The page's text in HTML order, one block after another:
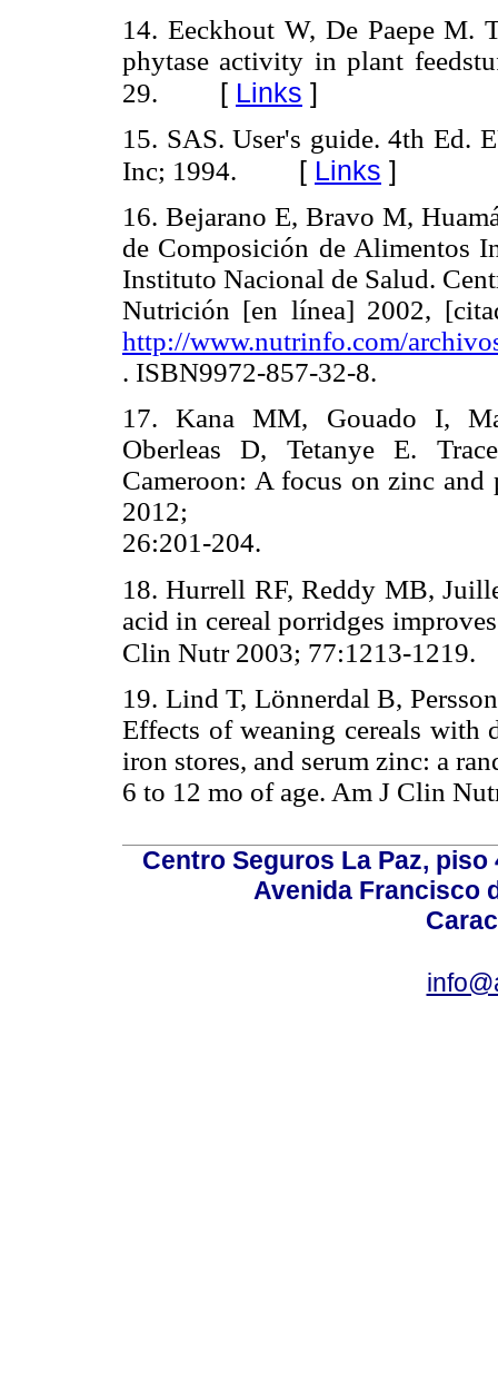
14. Eeckhout W, De Paepe M.
phytase activity in plant
29. [ Links ]
15. SAS. User's guide. 4th Ed.
Inc; 1994. [ Links ]
16. Bejarano E, Bravo M,
de Composición de Alimentos
Instituto Nacional de Salud.
Nutrición [en línea] 2002,
http://www.nutrinfo.com/
. ISBN9972-857-32-8.
17. Kana MM, Gouado I,
Oberleas D, Tetanye E.
Cameroon: A focus on zinc
2012;
26:201-204.
18. Hurrell RF, Reddy MB,
acid in cereal porridges
Clin Nutr 2003; 77:1213-1219.
19. Lind T, Lönnerdal B,
Effects of weaning cereals with
iron stores, and serum zinc: a
6 to 12 mo of age. Am J Clin
Centro Seguros La Paz,
Avenida Francisco